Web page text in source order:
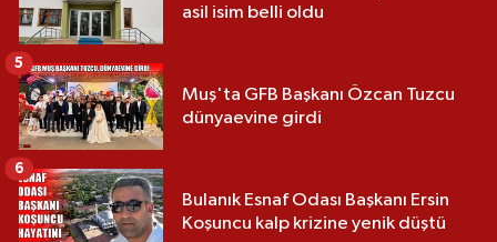
asil isim belli oldu
Muş'ta GFB Başkanı Özcan Tuzcu
dünyaevine girdi
5
Bulanık Esnaf Odası Başkanı Ersin
Koşuncu kalp krizine yenik düştü
6